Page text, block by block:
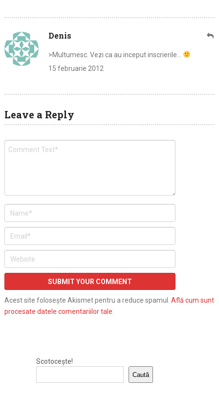
Denis
>Multumesc. Vezi ca au inceput inscrierile…
15 februarie 2012
Leave a Reply
Acest site folosește Akismet pentru a reduce spamul. Află cum sunt
procesate datele comentariilor tale
Scotocește!
Caută